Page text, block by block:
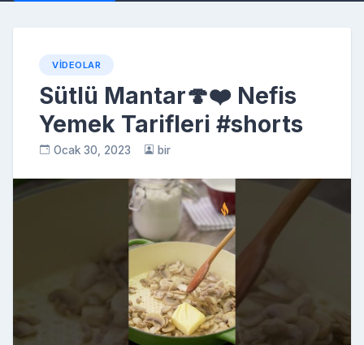
VIDEOLAR
Sütlü Mantar🍄❤️ Nefis
Yemek Tarifleri #shorts
Ocak 30, 2023 bir